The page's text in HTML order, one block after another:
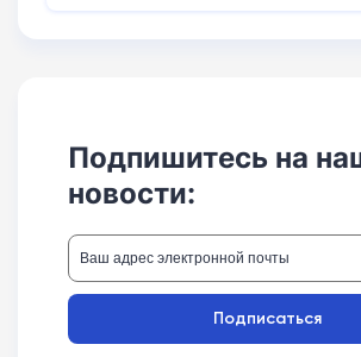
Подпишитесь на
новости:
Подписаться